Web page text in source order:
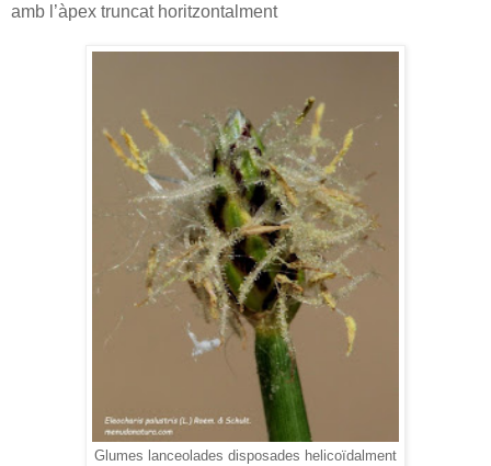
amb l’àpex truncat horitzontalment
Glumes lanceolades disposades helicoïdalment